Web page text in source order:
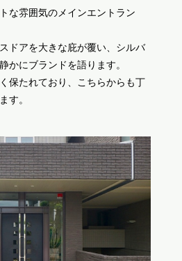
な雰囲気のメインエントラン
ドアを大きな庇が覆い、シルバ
かにブランドを語ります。
保たれており、こちらからも丁
す。